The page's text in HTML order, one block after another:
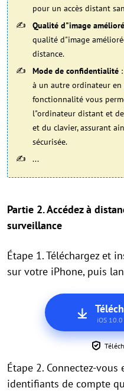
pour un accès distant
Qualité d"image
qualité d"image
distance.
Mode de confidentialité
à un autre ordinateur en
fonctionnalité vous
l"ordinateur distant et
et du clavier, assurant
sécurisée.
...
Partie 2. Accédez à
surveillance
Étape 1. Téléchargez et
sur votre iPhone, puis
iOS
Étape 2. Connectez-
identifiants de compte